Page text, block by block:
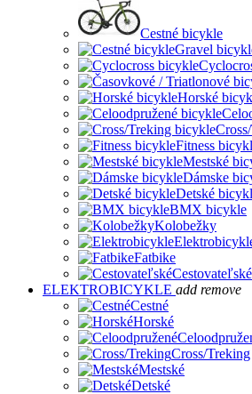
Cestné bicykle
Gravel
Horské
Fitness
Mestské
Dámske
Detské
BMX bicykle
Kolobežky
Fatbike
Cestovateľské
ELEKTROBICYKLE add remove
Cestné
Horské
Cross/Treking
Mestské
Detské